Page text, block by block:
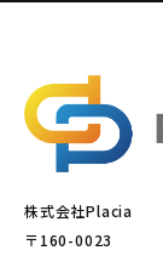
株式会社Placia
〒160-0023